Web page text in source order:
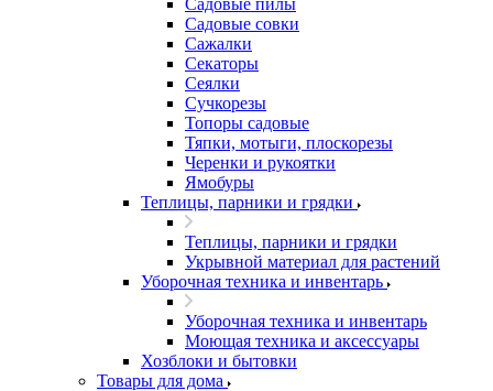
Садовые пилы
Садовые совки
Сажалки
Секаторы
Сеялки
Сучкорезы
Топоры садовые
Тяпки, мотыги, плоскорезы
Черенки и рукоятки
Ямобуры
Теплицы, парники и грядки
Теплицы, парники и грядки
Укрывной материал для растений
Уборочная техника и инвентарь
Уборочная техника и инвентарь
Моющая техника и аксессуары
Хозблоки и бытовки
Товары для дома